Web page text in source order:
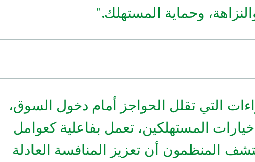
وحماية المستهلك."
التي تقلل الحواجز أمام دخول السوق،
المستهلكين، تعمل بفاعلية كعوامل
المنظمون أن تعزيز المنافسة العادلة